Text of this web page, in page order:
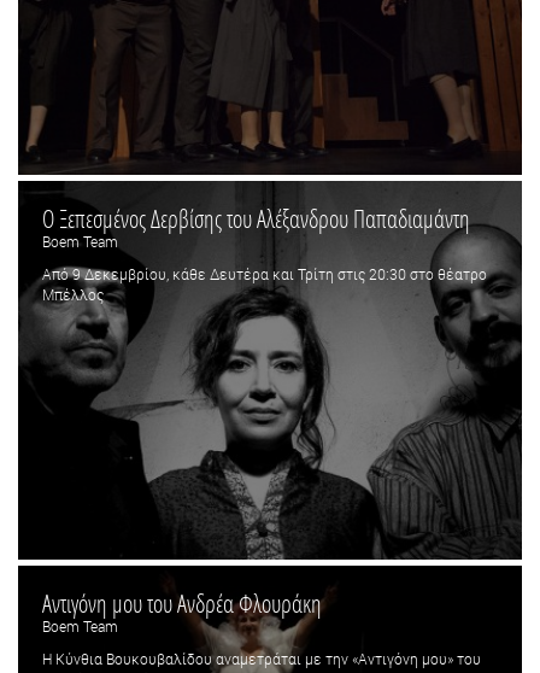
Ο Ξεπεσμένος Δερβίσης του Αλέξανδρου Παπαδιαμάντη
Boem Team
Από 9 Δεκεμβρίου, κάθε Δευτέρα και Τρίτη στις 20:30 στο θέατρο
Μπέλλος
Αντιγόνη μου του Ανδρέα Φλουράκη
Boem Team
Η Κύνθια Βουκουβαλίδου αναμετράται με την «Αντιγόνη μου» του